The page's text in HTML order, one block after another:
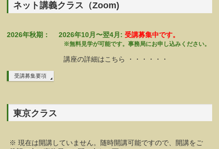
ネット講義クラス（Zoom)
2026年秋期： 2026年10月〜翌4月:受講募集中です。
※無料見学が可能です。事務局にお申し込みください。
講座の詳細はこちら ・・・・・・
受講募集要項
東京クラス
※ 現在は開講していません。随時開講可能ですので、開講をご